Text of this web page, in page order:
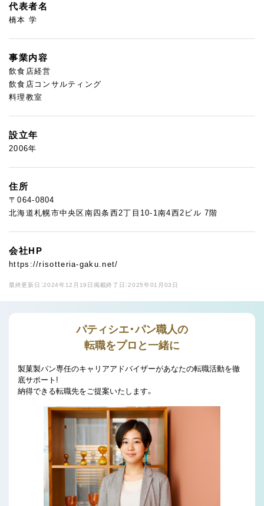
代表者名
橋本 学
事業内容
飲食店経営
飲食店コンサルティング
料理教室
設立年
2006年
住所
〒064-0804
北海道札幌市中央区南四条西2丁目10-1南4西2ビル 7階
会社HP
https://risotteria-gaku.net/
最終更新日：2024年12月19日 掲載終了日：2025年01月03日
パティシエ・パン職人の
転職をプロと一緒に
製菓製パン専任のキャリアアドバイザーがあなたの転職活動を徹
底サポート!
納得できる転職先をご提案いたします。